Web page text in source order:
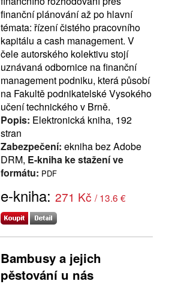
finanční plánování až po hlavní
témata: řízení čistého pracovního
kapitálu a cash management. V
čele autorského kolektivu stojí
uznávaná odbornice na finanční
management podniku, která působí
na Fakultě podnikatelské Vysokého
učení technického v Brně.
Popis: Elektronická kniha, 192
stran
Zabezpečení: ekniha bez Adobe
DRM, E-kniha ke stažení ve
formátu: PDF
e-kniha: 271 Kč / 13.6 €
Bambusy a jejich
pěstování u nás